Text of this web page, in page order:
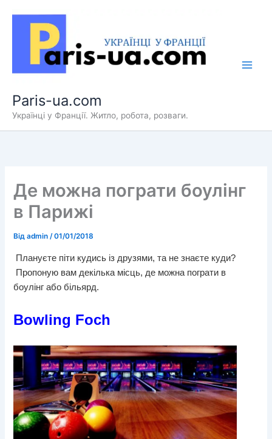
Paris-ua.com
Українці у Франції. Житло, робота, розваги.
Де можна пограти боулінг
в Парижі
Відadmin/01/01/2018
Плануєте піти кудись із друзями, та не знаєте куди?
Пропоную вам декілька місць, де можна пограти в
боулінг або більярд.
Bowling Foch